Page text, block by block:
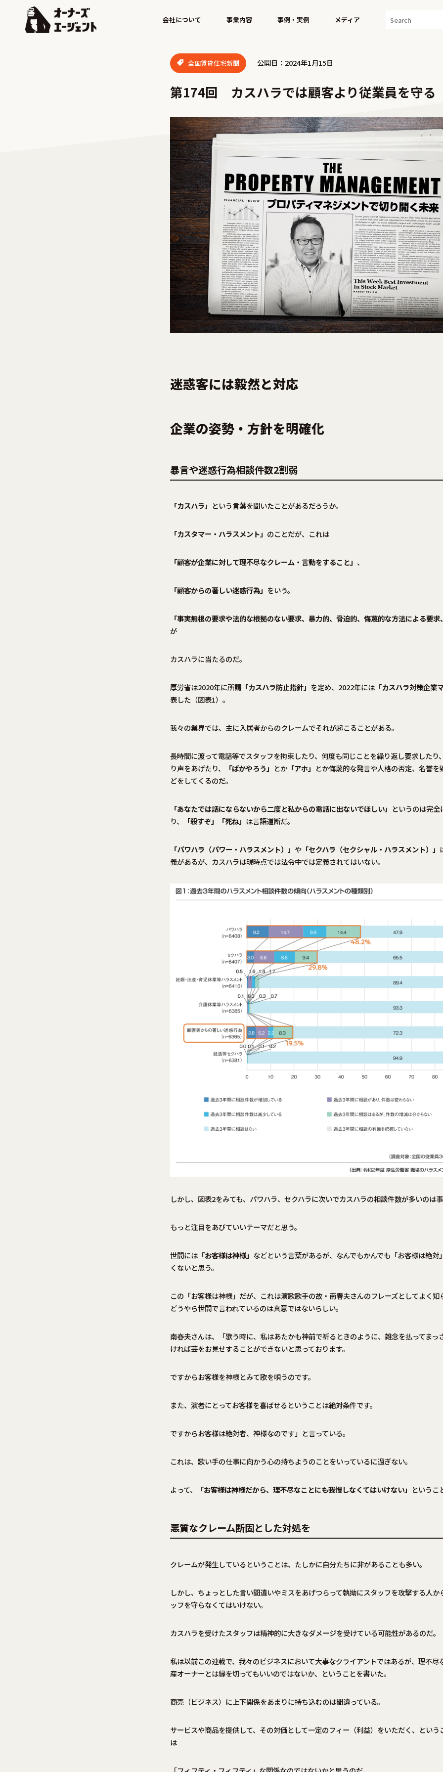
会社について 事業内容 事例・実例 メディア
全国賃貸住宅新聞 公開日：2024年1月15日
第174回 カスハラでは顧客より従業員を守る
迷惑客には毅然と対応
企業の姿勢・方針を明確化
暴言や迷惑行為相談件数2割弱
「カスハラ」 という言葉を聞いたことがあるだろうか。
「カスタマー・ハラスメント」 のことだが、これは
「顧客が企業に対して理不尽なクレーム・言動をすること」 、
「顧客からの著しい迷惑行為」 をいう。
「事実無根の要求や法的な根拠のない要求、暴力的、脅迫的、侮蔑的な方法による要求
が
カスハラに当たるのだ。
厚労省は2020年に所謂 「カスハラ防止指針」 を定め、2022年には 「カスハラ対策企業
表した（図表1）。
我々の業界では、主に入居者からのクレームでそれが起こることがある。
長時間に渡って電話等でスタッフを拘束したり、何度も同じことを繰り返し要求したり
り声をあげたり、
「ばかやろう」 とか 「アホ」 とか侮蔑的な発言や人格の否定、名誉を
どをしてくるのだ。
「あなたでは話にならないから二度と私からの電話に出ないでほしい」 というのは完
り、
「殺すぞ」「死ね」 は言語道断だ。
「パワハラ（パワー・ハラスメント）」 や 「セクハラ（セクシャル・ハラスメント）」
義があるが、カスハラは現時点では法令中では定義されてはいない。
しかし、図表2をみても、パワハラ、セクハラに次いでカスハラの相談件数が多いのは事
もっと注目をあびていいテーマだと思う。
世間には 「お客様は神様」 などという言葉があるが、なんでもかんでも「お客様は絶対
くないと思う。
この「お客様は神様」だが、これは演歌歌手の故・南春夫さんのフレーズとしてよく知
どうやら世間で言われているのは真意ではないらしい。
南春夫さんは、「歌う時に、私はあたかも神前で祈るときのように、雑念を払ってまっ
ければ芸をお見せすることができないと思っております。
ですからお客様を神様とみて歌を唄うのです。
また、演者にとってお客様を喜ばせるということは絶対条件です。
ですからお客様は絶対者、神様なのです」と言っている。
これは、歌い手の仕事に向かう心の持ちようのことをいっているに過ぎない。
よって、 「お客様は神様だから、理不尽なことにも我慢しなくてはいけない」 というこ
悪質なクレーム断固とした対処を
クレームが発生しているということは、たしかに自分たちに非があることも多い。
しかし、ちょっとした言い間違いやミスをあげつらって執拗にスタッフを攻撃する人か
ッフを守らなくてはいけない。
カスハラを受けたスタッフは精神的に大きなダメージを受けている可能性があるのだ。
私は以前この連載で、我々のビジネスにおいて大事なクライアントではあるが、理不尽
産オーナーとは縁を切ってもいいのではないか、ということを書いた。
商売（ビジネス）に上下関係をあまりに持ち込むのは間違っている。
サービスや商品を提供して、その対価として一定のフィー（利益）をいただく、という
は